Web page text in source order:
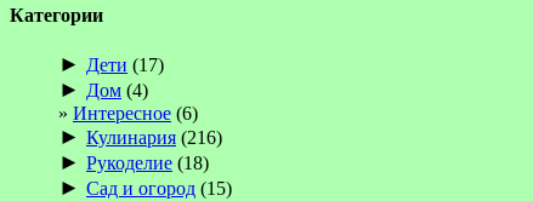
Категории
► Дети (17)
► Дом (4)
Интересное (6)
► Кулинария (216)
► Рукоделие (18)
► Сад и огород (15)